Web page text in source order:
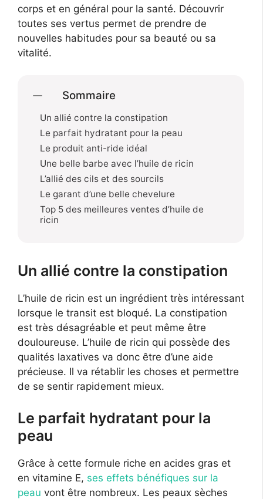
corps et en général pour la santé. Découvrir
toutes ses vertus permet de prendre de
nouvelles habitudes pour sa beauté ou sa
vitalité.
Sommaire
Un allié contre la constipation
Le parfait hydratant pour la peau
Le produit anti-ride idéal
Une belle barbe avec l’huile de ricin
L’allié des cils et des sourcils
Le garant d’une belle chevelure
Top 5 des meilleures ventes d’huile de
ricin
Un allié contre la constipation
L’huile de ricin est un ingrédient très intéressant
lorsque le transit est bloqué. La constipation
est très désagréable et peut même être
douloureuse. L’huile de ricin qui possède des
qualités laxatives va donc être d’une aide
précieuse. Il va rétablir les choses et permettre
de se sentir rapidement mieux.
Le parfait hydratant pour la
peau
Grâce à cette formule riche en acides gras et
en vitamine E, ses effets bénéfiques sur la
peau vont être nombreux. Les peaux sèches